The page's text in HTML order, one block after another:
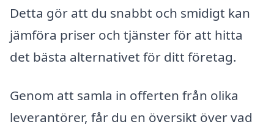
Detta gör att du snabbt och smidigt kan
jämföra priser och tjänster för att hitta
det bästa alternativet för ditt företag.
Genom att samla in offerten från olika
leverantörer, får du en översikt över vad